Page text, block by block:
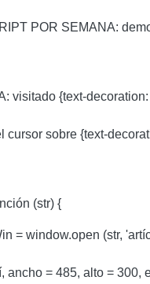
POR SEMANA:
visitado {text-
sobre {text-
(str) {
window.open (str,
ancho = 485, alto = 300,